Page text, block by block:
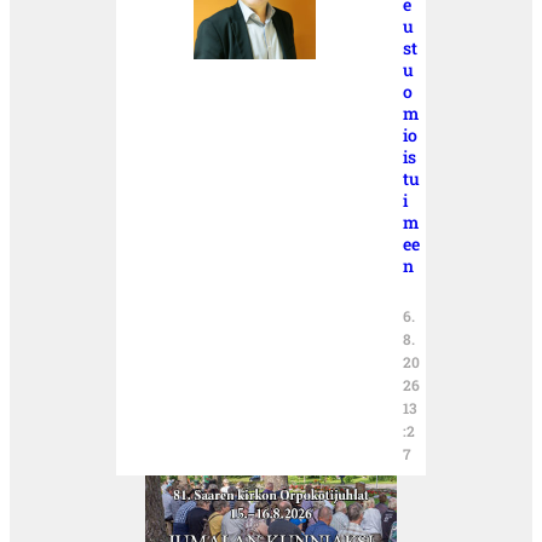
u
st
u
o
m
io
is
tu
i
m
ee
n
6.
8.
20
26
13
:2
7